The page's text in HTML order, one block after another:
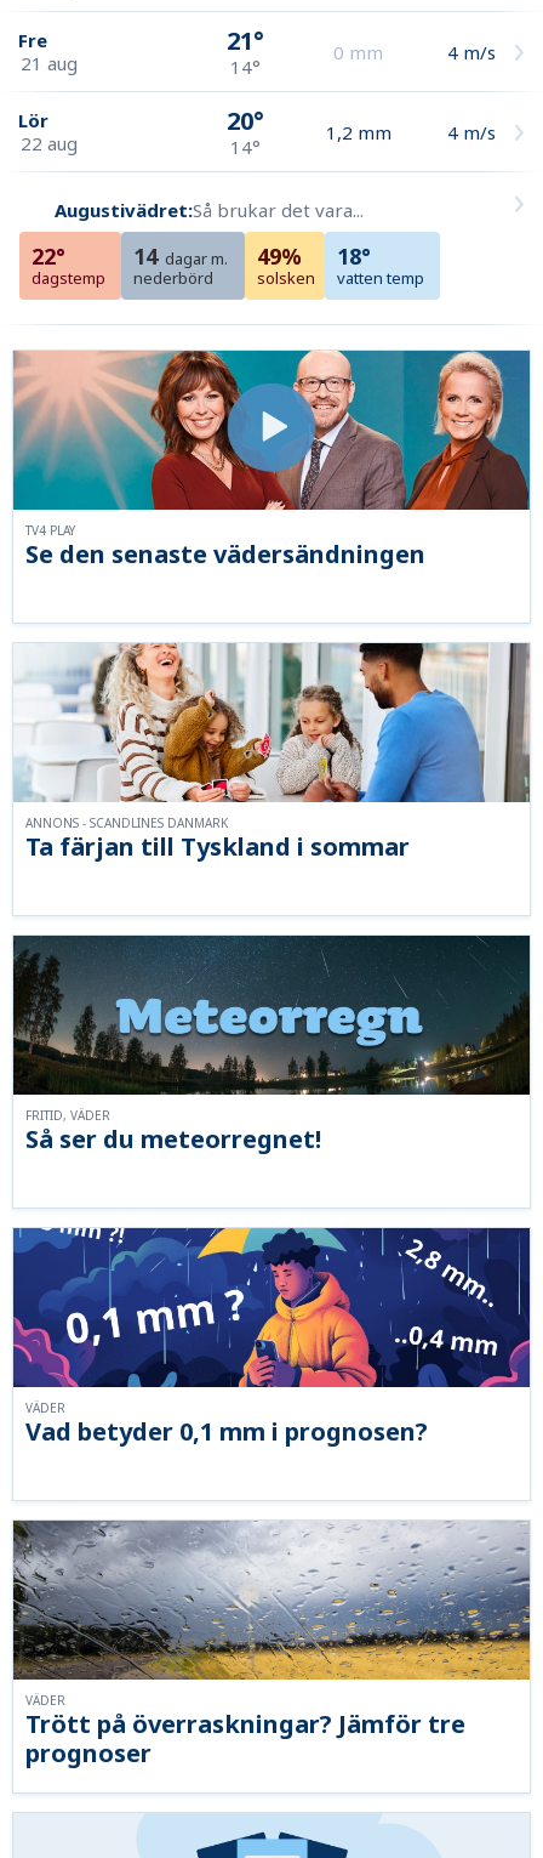
Fre
21 aug
21°
14°
0 mm 4 m/s
Lör
22 aug
20°
14°
1,2 mm 4 m/s
Augustivädret:Så brukar det vara...
22°
dagstemp
14 dagar m.
nederbörd
49%
solsken
18°
vatten temp
Se den senaste vädersändningen
TV4 PLAY
Ta färjan till Tyskland i sommar
ANNONS - SCANDLINES DANMARK
Så ser du meteorregnet!
FRITID, VÄDER
Vad betyder 0,1 mm i prognosen?
VÄDER
Trött på överraskningar? Jämför tre
prognoser
VÄDER